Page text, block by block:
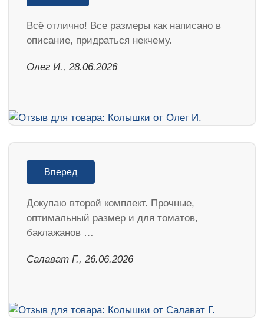
Всё отлично! Все размеры как написано в
описание, придраться некчему.
Олег И., 28.06.2026
Вперед
Докупаю второй комплект. Прочные,
оптимальный размер и для томатов,
баклажанов …
Салават Г., 26.06.2026